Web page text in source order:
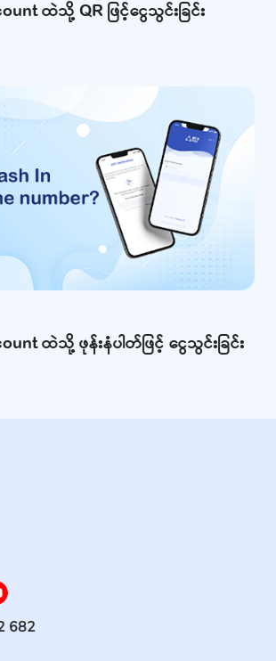
ထဲသို့ QR ဖြင့်ငွေသွင်းခြင်း
ထဲသို့ ဖုန်းနံပါတ်ဖြင့် ငွေသွင်းခြင်း
682